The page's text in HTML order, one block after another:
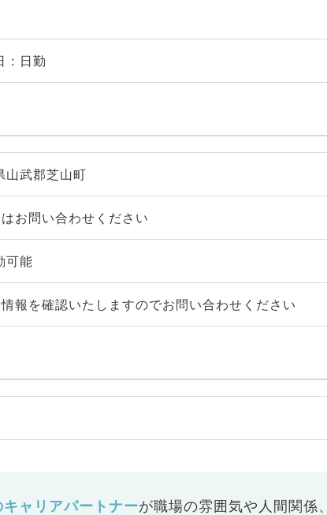
: 日勤
山武郡芝山町
お問い合わせください
可能
報を確認いたしますのでお問い合わせください
キャリアパートナーが職場の雰囲気や人間関係、